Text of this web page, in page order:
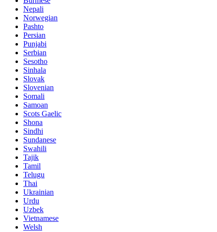
Nepali
Norwegian
Pashto
Persian
Punjabi
Serbian
Sesotho
Sinhala
Slovak
Slovenian
Somali
Samoan
Scots Gaelic
Shona
Sindhi
Sundanese
Swahili
Tajik
Tamil
Telugu
Thai
Ukrainian
Urdu
Uzbek
Vietnamese
Welsh